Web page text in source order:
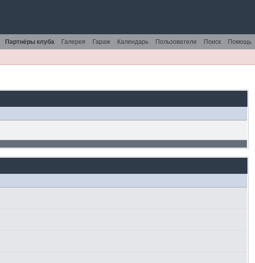
Помощь
Поиск
Пользователи
Календарь
Гараж
Галерея
Партнёры клуба